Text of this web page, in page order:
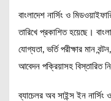
বাংলাদেশ নার্সিং ও
তারিখে প্রকাশিত হয়েছে।
যোগ্যতা, ভর্তি পরীক্ষার মান
আবেদন পক্রিয়াসহ বিস্তারিত
ব্যাচেলর অব সাইন্স ইন নার্সিং